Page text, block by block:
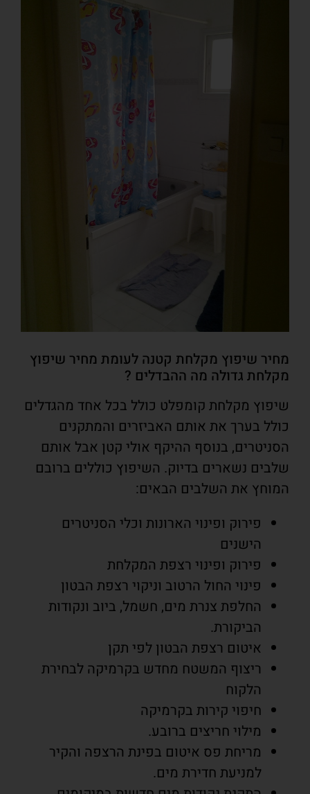
מחיר שיפוץ מקלחת קטנה לעומת מחיר שיפוץ
מקלחת גדולה מה ההבדלים ?
שיפוץ מקלחת קומפלט כולל בכל אחד מהגדלים
כולל בערך את אותם האביזרים והמתקנים
הסניטרים, בנוסף ההיקף אולי קטן אבל אותם
שלבים נשארים בדיוק. השיפוץ כוללים ברובם
המוחץ את השלבים הבאים:
פירוק ופינוי הארונות וכלי הסניטרים
הישנים
פירוק ופינוי רצפת המקלחת
פינוי החול הרטוב וניקוי רצפת הבטון
החלפת צנרת מים, חשמל, ביוב ונקודות
הביקורת.
איטום רצפת הבטון לפי תקן
ריצוף המשטח מחדש בקרמיקה לבחירת
הלקוח
חיפוי קירות בקרמיקה
מילוי חריצים ברובע.
מריחת פס איטום בפינת הרצפה והקיר
למניעת חדירת מים.